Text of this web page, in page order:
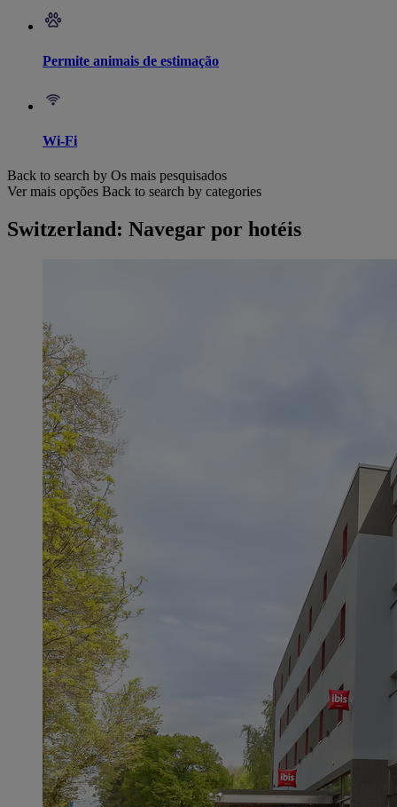
Permite animais de estimação
Wi-Fi
Back to search by Os mais pesquisados
Ver mais opções Back to search by categories
Switzerland: Navegar por hotéis